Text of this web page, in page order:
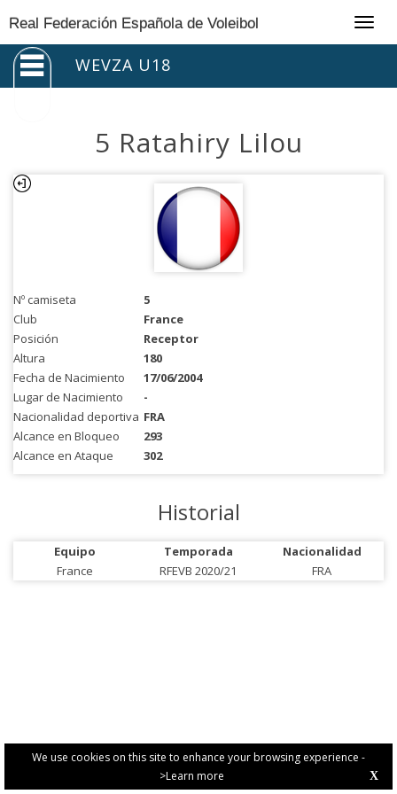
We use cookies on this site to enhance your browsing experience -
>Learn more
X
Real Federación Española de Voleibol
WEVZA U18
5 Ratahiry Lilou
Nº camiseta
5
Club
France
Posición
Receptor
Altura
180
Fecha de Nacimiento
17/06/2004
Lugar de Nacimiento
-
Nacionalidad deportiva FRA
Alcance en Bloqueo
293
Alcance en Ataque
302
Historial
Equipo Temporada
Nacionalidad
France
RFEVB 2020/21 FRA